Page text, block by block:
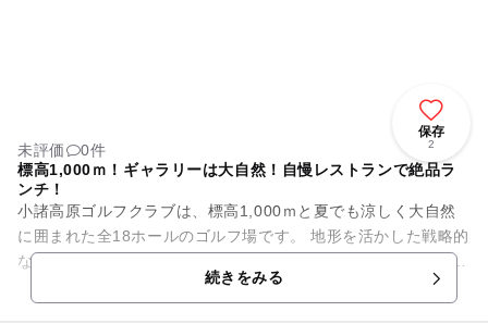
保存
2
未評価
0件
標高1,000ｍ！ギャラリーは大自然！自慢レストランで絶品ラ
ンチ！
小諸高原ゴルフクラブは、標高1,000ｍと夏でも涼しく大自然
に囲まれた全18ホールのゴルフ場です。 地形を活かした戦略的
なコースレイアウトには定評があり、 カートの乗り入れが出来
続きをみる